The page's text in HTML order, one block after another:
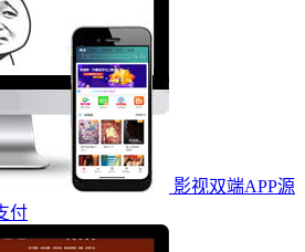
影视双端APP源
付